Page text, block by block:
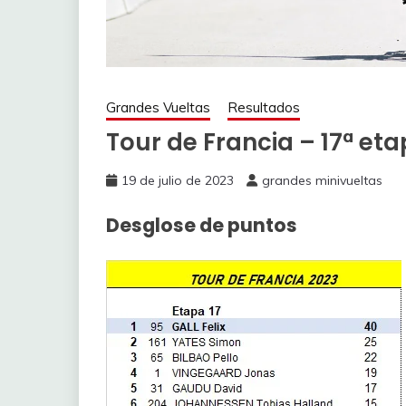
Grandes Vueltas Resultados
Tour de Francia – 17ª
19 de julio de 2023 grandes minivueltas
Desglose de puntos